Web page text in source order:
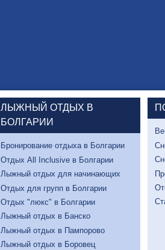
ЛЫЖНЫЙ ОТДЫХ В
БОЛГАРИИ
Бронирование отдыха в Болгарии
Отдых All Inclusive в Болгарии
Лыжный отдых для начинающих
Отдых для групп в Болгарии
Отдых "люкс" в Болгарии
Лыжный отдых в Банско
Лыжный отдых в Пампорово
Лыжный отдых в Боровец